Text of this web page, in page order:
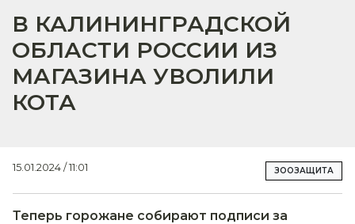
В КАЛИНИНГРАДСКОЙ
ОБЛАСТИ РОССИИ ИЗ
МАГАЗИНА УВОЛИЛИ
КОТА
15.01.2024 / 11:01 ЗООЗАЩИТА
Теперь горожане собирают подписи за